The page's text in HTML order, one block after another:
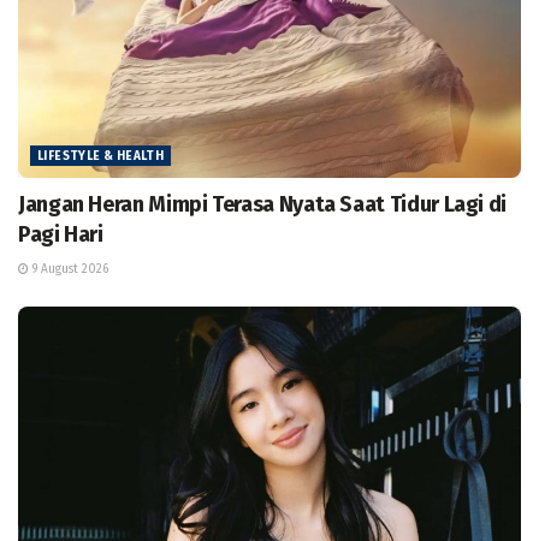
LIFESTYLE & HEALTH
Jangan Heran Mimpi Terasa Nyata Saat Tidur Lagi di
Pagi Hari
9 August 2026